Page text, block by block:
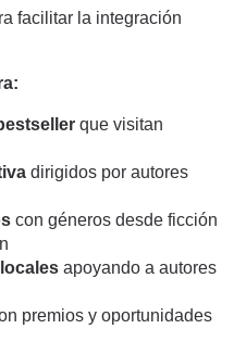
facilitar la integración
que visitan
dirigidos por autores
con géneros desde ficción
apoyando a autores
premios y oportunidades